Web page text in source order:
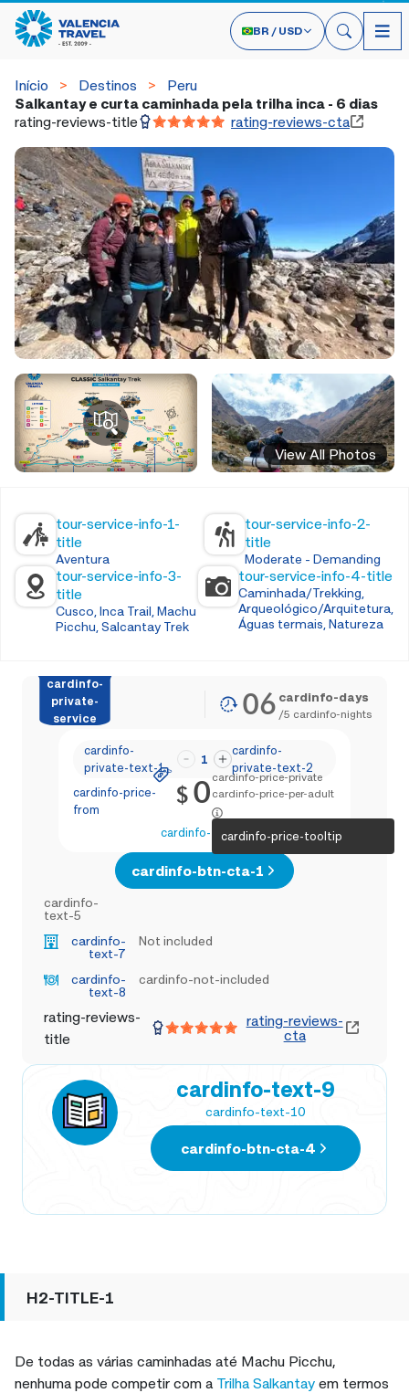
BR / USD
Início Destinos
Peru
Salkantay e curta caminhada pela trilha inca - 6 dias
rating-reviews-title
rating-reviews-cta
View All Photos
tour-service-info-1-
title
Aventura
tour-service-info-2-
title
Moderate - Demanding
tour-service-info-3-
title
Cusco, Inca Trail, Machu
Picchu, Salcantay Trek
tour-service-info-4-title
Caminhada/Trekking,
Arqueológico/Arquitetura,
Águas termais, Natureza
cardinfo-
private-
service
06 cardinfo-days
/5 cardinfo-nights
cardinfo-
private-text-1
1
cardinfo-
private-text-2
cardinfo-price-
from
$0 cardinfo-price-private
cardinfo-price-per-adult
cardinfo-price-tooltip
cardinfo-text-4
cardinfo-btn-cta-1
cardinfo-
text-5
cardinfo-
text-7
Not included
cardinfo-
text-8
cardinfo-not-included
rating-reviews-
title
rating-reviews-
cta
cardinfo-text-9
cardinfo-text-10
cardinfo-btn-cta-4
H2-TITLE-1
De todas as várias caminhadas até Machu Picchu,
nenhuma pode competir com a Trilha Salkantay em termos